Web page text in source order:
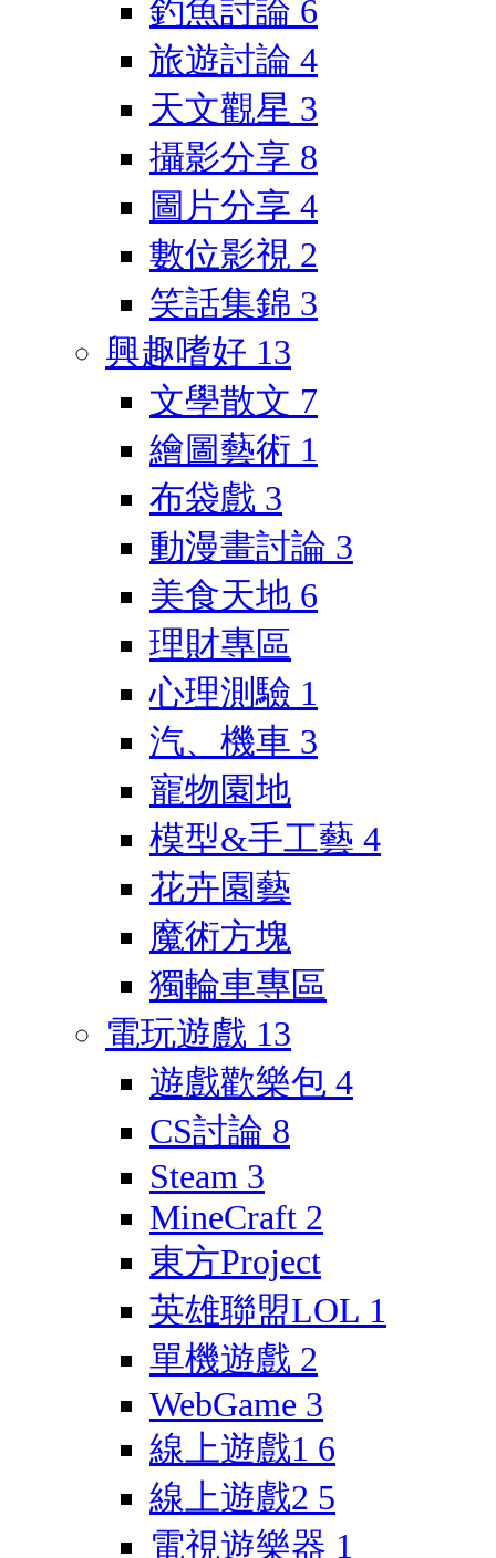
釣魚討論 6
旅遊討論 4
天文觀星 3
攝影分享 8
圖片分享 4
數位影視 2
笑話集錦 3
興趣嗜好 13
文學散文 7
繪圖藝術 1
布袋戲 3
動漫畫討論 3
美食天地 6
理財專區
心理測驗 1
汽、機車 3
寵物園地
模型&手工藝 4
花卉園藝
魔術方塊
獨輪車專區
電玩遊戲 13
遊戲歡樂包 4
CS討論 8
Steam 3
MineCraft 2
東方Project
英雄聯盟LOL 1
單機遊戲 2
WebGame 3
線上遊戲1 6
線上遊戲2 5
電視遊樂器 1